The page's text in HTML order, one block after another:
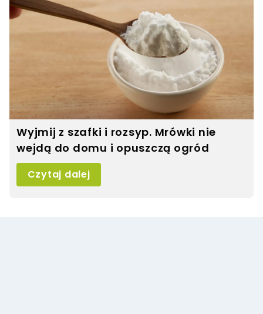
Wyjmij z szafki i rozsyp. Mrówki nie
wejdą do domu i opuszczą ogród
Czytaj dalej